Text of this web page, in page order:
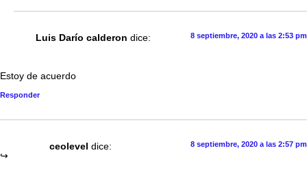
Luis Darío calderon dice: 8 septiembre, 2020 a las 2:53 pm
Estoy de acuerdo
Responder
ceolevel dice: 8 septiembre, 2020 a las 2:57 pm